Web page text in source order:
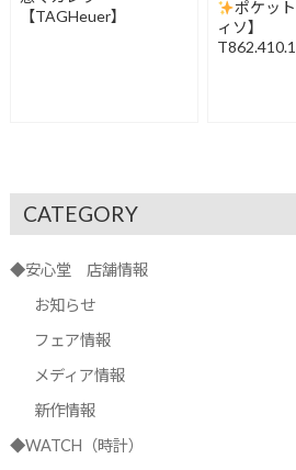
【TAGHeuer】
ポケッ
ィソ】
CATEGORY
◆安心堂 店舗情報
お知らせ
フェア情報
メディア情報
新作情報
◆WATCH（時計）